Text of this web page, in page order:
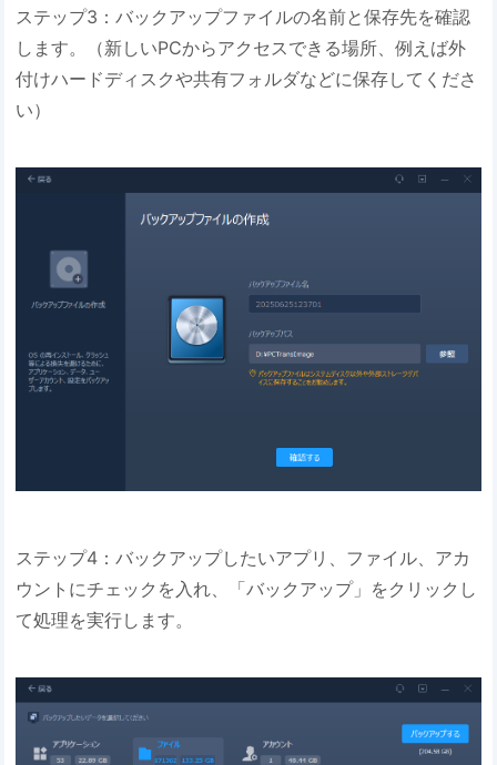
ステップ3：バックアップファイルの名前と保存先を確認
します。（新しいPCからアクセスできる場所、例えば外
付けハードディスクや共有フォルダなどに保存してくださ
い）
ステップ4：バックアップしたいアプリ、ファイル、アカ
ウントにチェックを入れ、「バックアップ」をクリックし
て処理を実行します。